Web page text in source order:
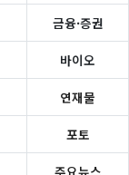
금융·증권
바이오
연재물
포토
주요뉴스